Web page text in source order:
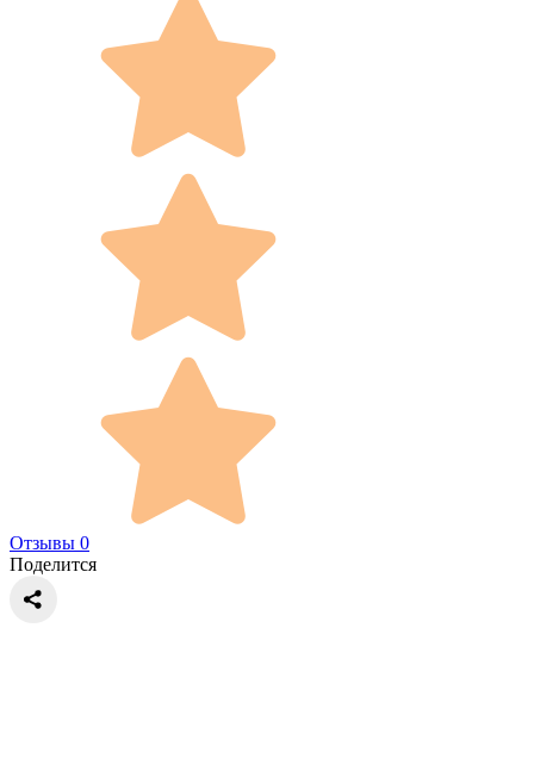
Отзывы 0
Поделится